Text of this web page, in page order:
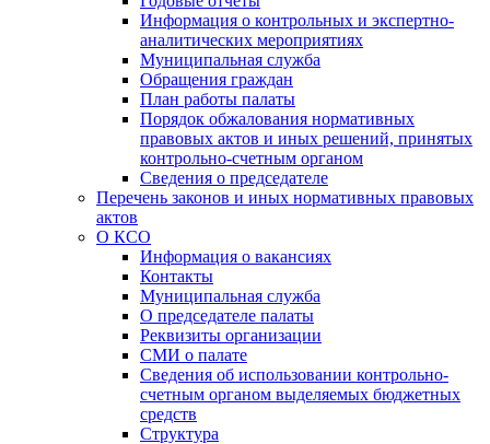
Информация о контрольных и экспертно-
аналитических мероприятиях
Муниципальная служба
Обращения граждан
План работы палаты
Порядок обжалования нормативных
правовых актов и иных решений, принятых
контрольно-счетным органом
Сведения о председателе
Перечень законов и иных нормативных правовых
актов
О КСО
Информация о вакансиях
Контакты
Муниципальная служба
О председателе палаты
Реквизиты организации
СМИ о палате
Сведения об использовании контрольно-
счетным органом выделяемых бюджетных
средств
Структура